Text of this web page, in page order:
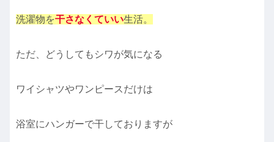
洗濯物を干さなくていい生活。
ただ、どうしてもシワが気になる
ワイシャツやワンピースだけは
浴室にハンガーで干しておりますが